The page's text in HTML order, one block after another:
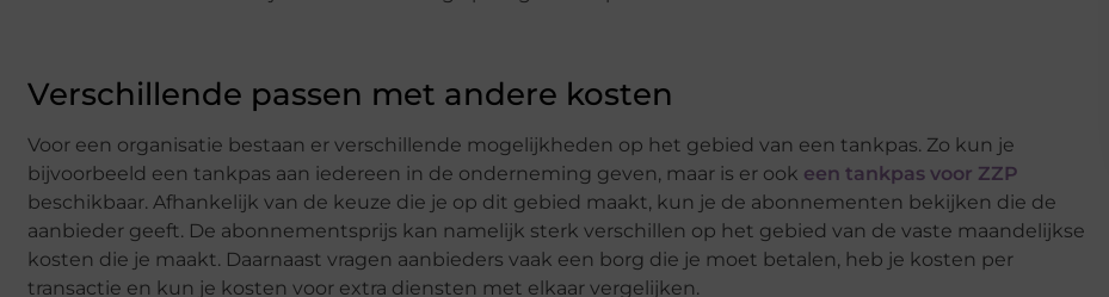
Verschillende passen met andere kosten
Voor een organisatie bestaan er verschillende mogelijkheden op het gebied van een tankpas. Zo kun je
bijvoorbeeld een tankpas aan iedereen in de onderneming geven, maar is er ook een tankpas voor ZZP
beschikbaar. Afhankelijk van de keuze die je op dit gebied maakt, kun je de abonnementen bekijken die de
aanbieder geeft. De abonnementsprijs kan namelijk sterk verschillen op het gebied van de vaste maandelijkse
kosten die je maakt. Daarnaast vragen aanbieders vaak een borg die je moet betalen, heb je kosten per
transactie en kun je kosten voor extra diensten met elkaar vergelijken.